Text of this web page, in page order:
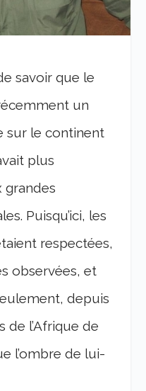
savoir que le
un
sur le continent
plus
grandes
Puisqu’ici, les
respectées,
observées, et
depuis
de l’Afrique de
l’ombre de lui-